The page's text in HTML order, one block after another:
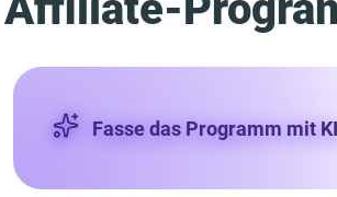
Fasse das Programm mit